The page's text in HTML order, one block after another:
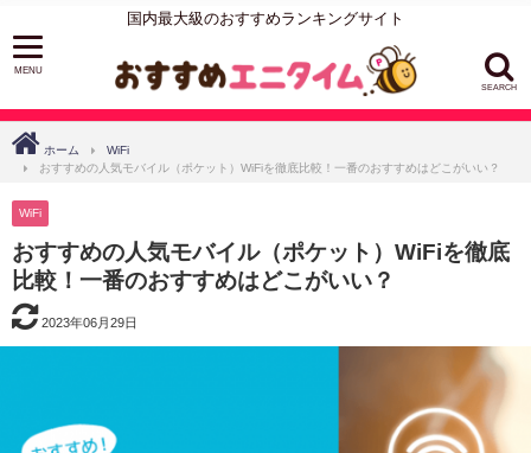
国内最大級のおすすめランキングサイト
SEARCH
ホーム
WiFi
おすすめの人気モバイル（ポケット）WiFiを徹底比較！一番のおすすめはどこがいい？
WiFi
おすすめの人気モバイル（ポケット）WiFiを徹底
比較！一番のおすすめはどこがいい？
2023年06月29日